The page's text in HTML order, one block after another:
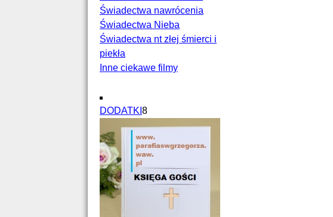
Świadectwa nawrócenia
Świadectwa Nieba
Świadectwa nt złej śmierci i
piekła
Inne ciekawe filmy
DODATKI 8